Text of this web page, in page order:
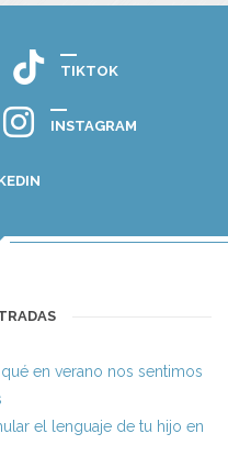
TIKTOK
INSTAGRAM
en verano nos sentimos
el lenguaje de tu hijo en